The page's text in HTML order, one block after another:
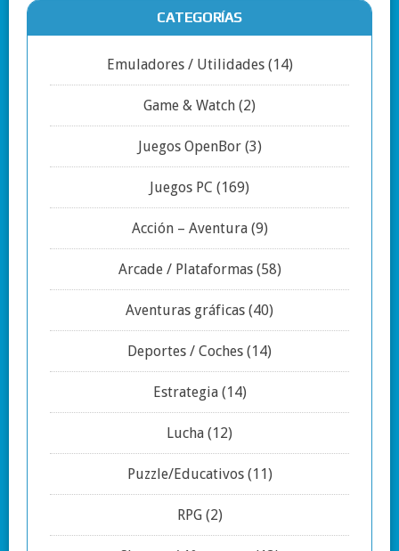
CATEGORÍAS
Emuladores / Utilidades(14)
Game & Watch (2)
Juegos OpenBor(3)
Juegos PC (169)
Acción – Aventura(9)
Arcade / Plataformas(58)
Aventuras gráficas (40)
Deportes / Coches (14)
Estrategia(14)
Lucha (12)
Puzzle/Educativos(11)
RPG(2)